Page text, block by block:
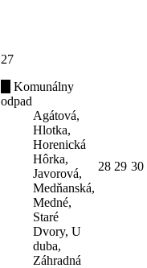
27
Komunálny
odpad
Agátová,
Hlotka,
Horenická
Hôrka,
Javorová,
Medňanská,
Medné,
Staré
Dvory, U
duba,
Záhradná
28 29 30